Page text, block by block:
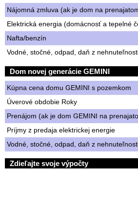
Nájomná zmluva (ak je dom na
Elektrická energia (domácnosť a tepelné
Nafta/benzín
Vodné, stočné, odpad, daň z
Dom novej generácie GEMINI
Kúpna cena domu GEMINI s pozemkom
Úverové obdobie Roky
Prenájom (ak je dom GEMINI na
Príjmy z predaja elektrickej energie
Vodné, stočné, odpad, daň z
Zdieľajte svoje výpočty